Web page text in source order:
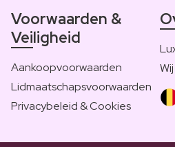
Voorwaarden &
Veiligheid
Aankoopvoorwaarden
Lidmaatschapsvoorwaarden
Privacybeleid & Cookies